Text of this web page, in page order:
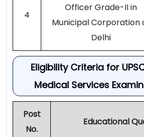
4
Officer Grade-II in
Municipal Corporation
Delhi
Eligibility Criteria for
Medical Services
Post
No.
Educational